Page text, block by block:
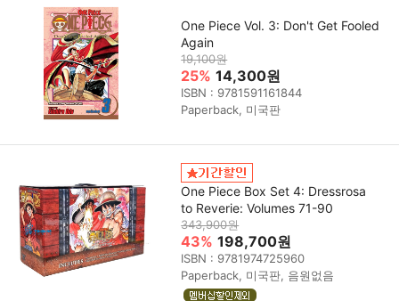
One Piece Vol. 3: Don't Get Fooled
Again
19,100원
25% 14,300원
ISBN : 9781591161844
Paperback, 미국판
One Piece Box Set 4: Dressrosa
to Reverie: Volumes 71-90
343,900원
43% 198,700원
ISBN : 9781974725960
Paperback, 미국판, 음원없음